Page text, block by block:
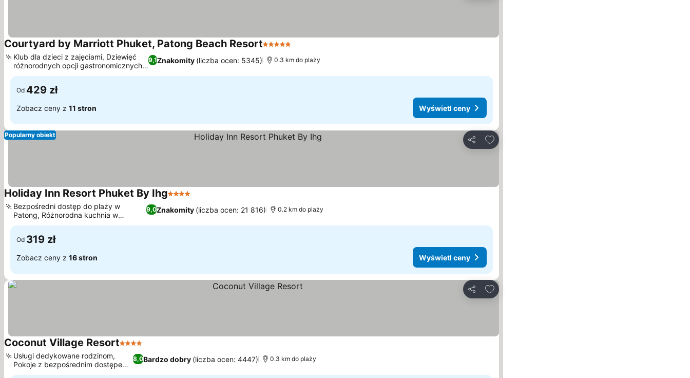
Courtyard by Marriott Phuket, Patong Beach Resort5 Kategoria
9,1Znakomity (liczba ocen: 5345)
Klub dla dzieci z zajęciami, Dziewięć
różnorodnych opcji gastronomicznych i
barowych
0.3 km do plaży
Od 429 zł
Zobacz ceny z 11 stron Wyświetl ceny
Udostępnij
Dodaj do ulubionych
Popularny obiekt
Holiday Inn Resort Phuket By Ihg4 Kategoria
9,0Znakomity (liczba ocen: 21 816)
Bezpośredni dostęp do plaży w
Patong, Różnorodna kuchnia w
czterech restauracjach
0.2 km do plaży
Od 319 zł
Zobacz ceny z 16 stron Wyświetl ceny
Udostępnij
Dodaj do ulubionych
Coconut Village Resort4 Kategoria
8,0Bardzo dobry (liczba ocen: 4447)
Usługi dedykowane rodzinom,
Pokoje z bezpośrednim dostępem
do basenu
0.3 km do plaży